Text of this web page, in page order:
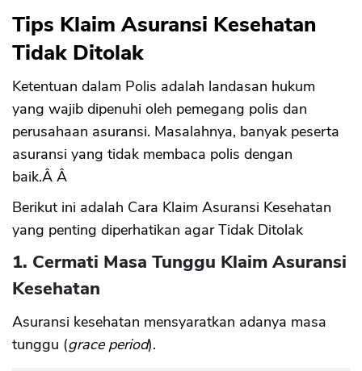
Tips Klaim Asuransi Kesehatan
Tidak Ditolak
Ketentuan dalam Polis adalah landasan hukum
yang wajib dipenuhi oleh pemegang polis dan
perusahaan asuransi. Masalahnya, banyak peserta
asuransi yang tidak membaca polis dengan
baik.Â Â
Berikut ini adalah Cara Klaim Asuransi Kesehatan
yang penting diperhatikan agar Tidak Ditolak
1. Cermati Masa Tunggu Klaim Asuransi
Kesehatan
Asuransi kesehatan mensyaratkan adanya masa
tunggu (grace period).